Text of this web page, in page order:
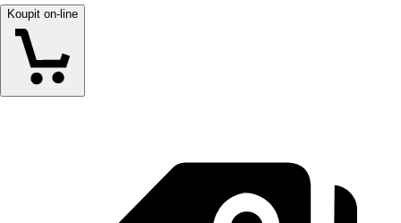
Koupit on-line